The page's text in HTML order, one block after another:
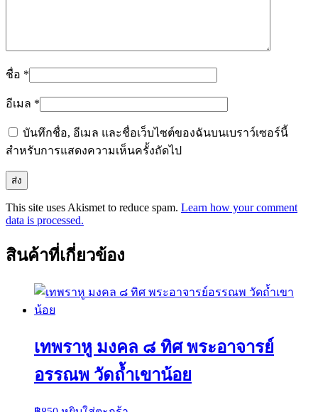
ชื่อ *
อีเมล *
บันทึกชื่อ, อีเมล และชื่อเว็บไซต์ของฉันบนเบราว์เซอร์นี้
สำหรับการแสดงความเห็นครั้งถัดไป
This site uses Akismet to reduce spam. Learn how your comment
data is processed.
สินค้าที่เกี่ยวข้อง
เทพราหู มงคล ๘ ทิศ พระอาจารย์
อรรณพ วัดถ้ำเขาน้อย